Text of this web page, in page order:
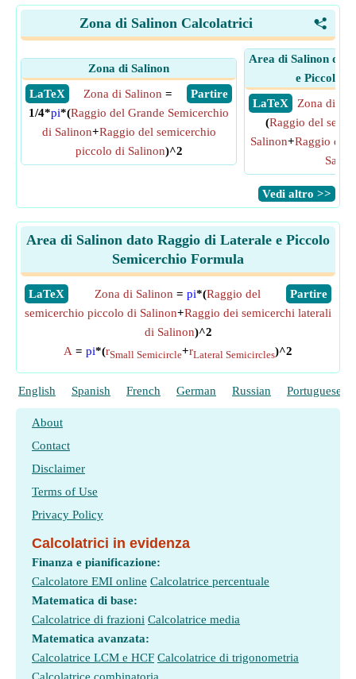
<
Zona di Salinon Calcolatrici
Zona di Salinon
​ LaTeX
​ Partire
Zona di Salinon =
1/4*pi*(Raggio del Grande Semicerchio
di Salinon+Raggio del semicerchio
piccolo di Salinon)^2
Area di Salinon
e Piccolo
​ LaTeX
Zona di
(Raggio del
Salinon+Raggio dei
​Vedi altro >>
Area di Salinon dato Raggio di Laterale e Piccolo
Semicerchio Formula
​LaTeX ​Partire
Zona di Salinon = pi*(Raggio del
semicerchio piccolo di Salinon+Raggio dei semicerchi laterali
di Salinon)^2
A = pi*(rSmall Semicircle+rLateral Semicircles)^2
English Spanish French German Russian Portuguese
About
Contact
Disclaimer
Terms of Use
Privacy Policy
Calcolatrici in evidenza
Finanza e pianificazione:
Calcolatore EMI online Calcolatrice percentuale
Matematica di base:
Calcolatrice di frazioni Calcolatrice media
Matematica avanzata:
Calcolatrice LCM e HCF Calcolatrice di trigonometria